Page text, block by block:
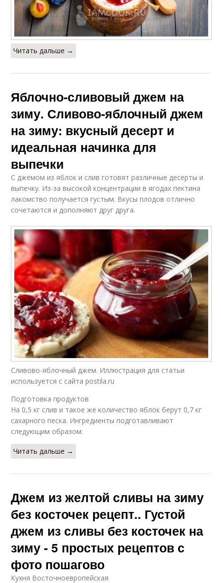
Читать дальше →
Яблочно-сливовый джем на
зиму. Сливово-яблочный джем
на зиму: вкусный десерт и
идеальная начинка для
выпечки
С джемом из яблок и слив готовят различные десерты и
выпечку. Из-за высокой концентрации в ягодах пектина
лакомство получается густым. Вкусы плодов отлично
сочетаются и дополняют друг друга.
Сливово-яблочный джем. Иллюстрация для статьи
используется с сайта postila.ru
Подготовка продуктов
На 0,5 кг слив и такое же количество яблок берут 0,7 кг
сахарного песка. Ингредиенты подготавливают
следующим образом:
Читать дальше →
Джем из желтой сливы на зиму
без косточек рецепт.. Густой
джем из сливы без косточек на
зиму - 5 простых рецептов с
фото пошагово
Кухня Восточноевропейская